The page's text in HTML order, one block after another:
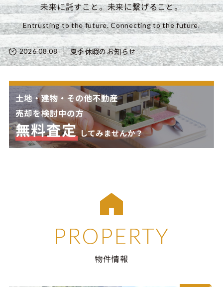
未来に託すこと。未来に繋げること。
Entrusting to the future. Connecting to the future.
2026.08.08 夏季休暇のお知らせ
PROPERTY
物件情報